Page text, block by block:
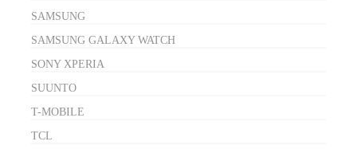
SAMSUNG
SAMSUNG GALAXY WATCH
SONY XPERIA
SUUNTO
T-MOBILE
TCL